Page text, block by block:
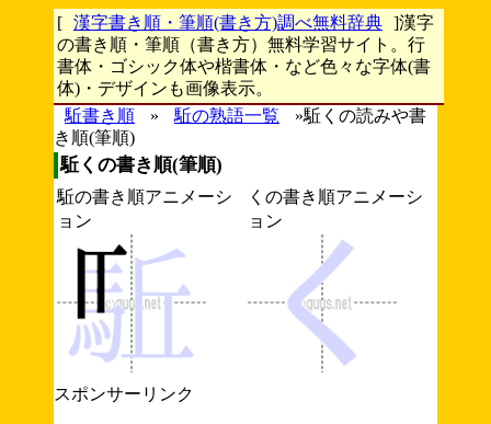
[ 漢字書き順・筆順(書き方)調べ無料辞典 ]漢字
の書き順・筆順（書き方）無料学習サイト。行
書体・ゴシック体や楷書体・など色々な字体(書
体)・デザインも画像表示。
駈書き順
» 駈の熟語一覧
»駈くの読みや書
き順(筆順)
駈くの書き順(筆順)
駈の書き順アニメーシ
ョン
くの書き順アニメーシ
ョン
スポンサーリンク